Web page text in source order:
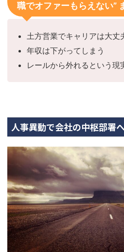
職でオファーもらえない”
土方営業でキャリアは大丈
年収は下がってしまう
レールから外れるという現
人事異動で会社の中枢部署